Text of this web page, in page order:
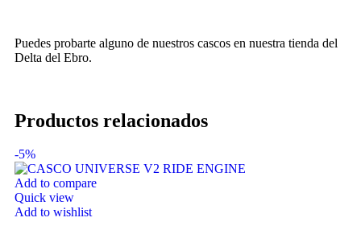
Puedes probarte alguno de nuestros cascos en nuestra tienda del
Delta del Ebro.
Productos relacionados
-5%
Add to compare
Quick view
Add to wishlist